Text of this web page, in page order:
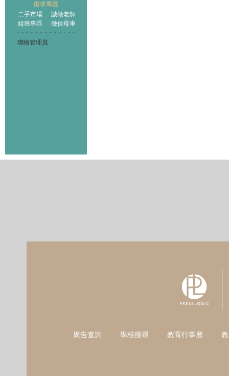
徵求專區
二手市場
誠徵老師
組班專區
徵保母車
聯絡管理員
廣告查詢 學校搜尋 教育行事曆